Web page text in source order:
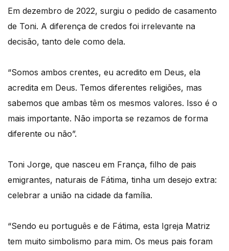
Em dezembro de 2022, surgiu o pedido de casamento
de Toni. A diferença de credos foi irrelevante na
decisão, tanto dele como dela.
“Somos ambos crentes, eu acredito em Deus, ela
acredita em Deus. Temos diferentes religiões, mas
sabemos que ambas têm os mesmos valores. Isso é o
mais importante. Não importa se rezamos de forma
diferente ou não”.
Toni Jorge, que nasceu em França, filho de pais
emigrantes, naturais de Fátima, tinha um desejo extra:
celebrar a união na cidade da família.
“Sendo eu português e de Fátima, esta Igreja Matriz
tem muito simbolismo para mim. Os meus pais foram